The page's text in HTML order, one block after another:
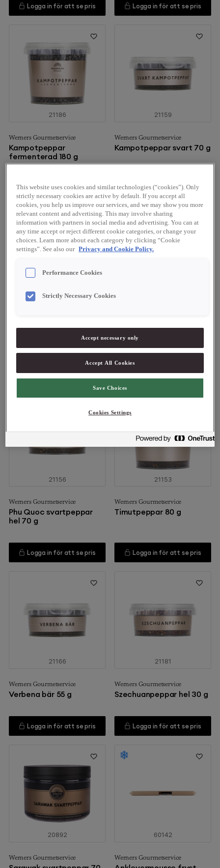
Logga in för att se pris Logga in för att se pris
21186
Werners Gourmetservice
Kampotpeppar
fermenterad 180 g
Logga in för att se pris
21159
Werners Gourmetservice
Kampotpeppar svart 70 g
Logga in för att se pris
21190
Pepparstrån 15 g
Kampotpeppar
fermenterad 65 g
21156
Werners Gourmetservice
Phu Quoc svartpeppar
hel 70 g
Logga in för att se pris
21153
Werners Gourmetservice
Timutpeppar 80 g
Logga in för att se pris
21166
Werners Gourmetservice
Verbena bär 55 g
Logga in för att se pris
21181
Werners Gourmetservice
Szechuanpeppar hel 30 g
Logga in för att se pris
20892
Werners Gourmetservice
60142
Werners Gourmetservice
This website uses cookies and similar technologies (“cookies”). Only
strictly necessary cookies are active by default. If you accept all
cookies, you help us improve our services, and we may show you more
relevant content and advertising. This may involve sharing
information with partners in social media and advertising. You can at
any time accept or reject different cookie categories, or change your
choices. Learn more about each category by clicking “Cookie
settings”. See also our Privacy and Cookie Policy.
Performance Cookies
Strictly Necessary Cookies
Accept necessary only
Accept All Cookies
Save Choices
Cookies Settings